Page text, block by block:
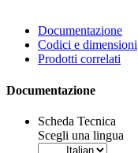
Documentazione
Codici e dimensioni
Prodotti correlati
Documentazione
Scheda Tecnica
Scegli una lingua